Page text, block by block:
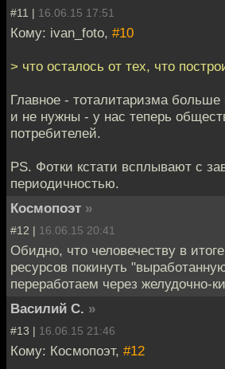
#11 | 16.06.15 17:51
Кому: ivan_foto, #10
> что осталось от тех, что
Главное - тоталитаризма
и не нужны - у нас теперь
потребителей.
PS. Фотки кстати всплывают с
периодичностью.
Космопоэт »
#12 | 16.06.15 20:41
Обидно, что человечеству в
ресурсов покинуть
переработаем через желудочно-
Василий С. »
#13 | 16.06.15 21:46
Кому: Космопоэт, #12